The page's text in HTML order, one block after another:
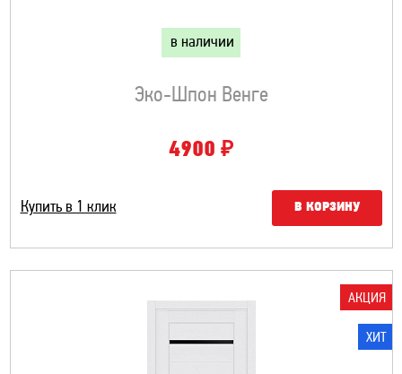
в наличии
Эко-Шпон Венге
4900 ₽
Купить в 1 клик В КОРЗИНУ
АКЦИЯ
ХИТ